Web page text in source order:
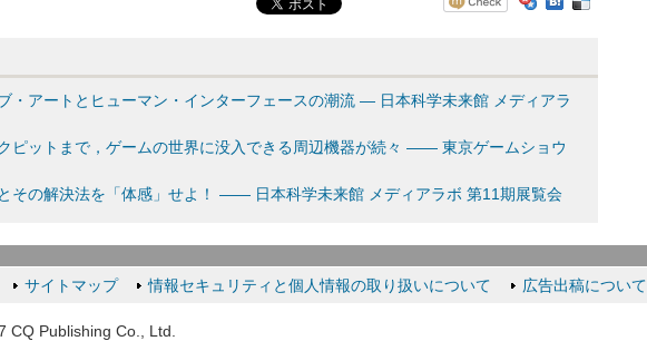
・アートとヒューマン・インターフェースの潮流 ― 日本科学未来館 メディアラ
ピットまで，ゲームの世界に没入できる周辺機器が続々 ―― 東京ゲームショウ
その解決法を「体感」せよ！ ―― 日本科学未来館 メディアラボ 第11期展覧会
サイトマップ 情報セキュリティと個人情報の取り扱いについて 広告出稿について
CQ Publishing Co., Ltd.